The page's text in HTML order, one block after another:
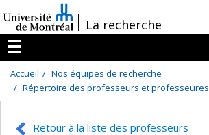
au
contenu
/La recherche
Menu
Accueil
Nos équipes de recherche
Répertoire des professeurs et professeures
Retour à la liste des professeurs